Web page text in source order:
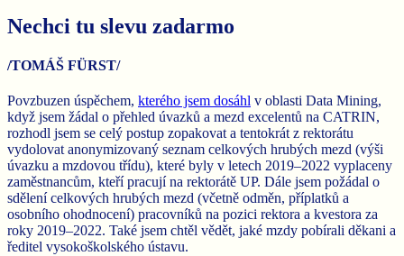
Nechci tu slevu zadarmo
/TOMÁŠ FÜRST/
Povzbuzen úspěchem, kterého jsem dosáhl v oblasti Data Mining,
když jsem žádal o přehled úvazků a mezd excelentů na CATRIN,
rozhodl jsem se celý postup zopakovat a tentokrát z rektorátu
vydolovat anonymizovaný seznam celkových hrubých mezd (výši
úvazku a mzdovou třídu), které byly v letech 2019–2022 vyplaceny
zaměstnancům, kteří pracují na rektorátě UP. Dále jsem požádal o
sdělení celkových hrubých mezd (včetně odměn, příplatků a
osobního ohodnocení) pracovníků na pozici rektora a kvestora za
roky 2019–2022. Také jsem chtěl vědět, jaké mzdy pobírali děkani a
ředitel vysokoškolského ústavu.